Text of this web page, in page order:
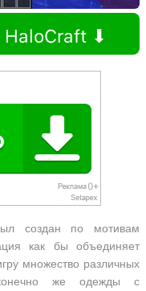
⬇
создан по мотивам
как бы объединяет
множество различных
же одежды с